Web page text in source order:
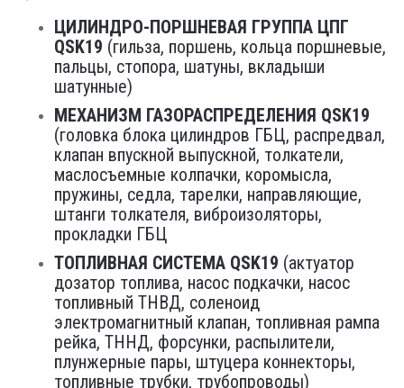
ЦИЛИНДРО-ПОРШНЕВАЯ ГРУППА ЦПГ
QSK19 (гильза, поршень, кольца поршневые,
пальцы, стопора, шатуны, вкладыши
шатунные)
МЕХАНИЗМ ГАЗОРАСПРЕДЕЛЕНИЯ QSK19
(головка блока цилиндров ГБЦ, распредвал,
клапан впускной выпускной, толкатели,
маслосъемные колпачки, коромысла,
пружины, седла, тарелки, направляющие,
штанги толкателя, виброизоляторы,
прокладки ГБЦ
ТОПЛИВНАЯ СИСТЕМА QSK19 (актуатор
дозатор топлива, насос подкачки, насос
топливный ТНВД, соленоид
электромагнитный клапан, топливная рампа
рейка, ТННД, форсунки, распылители,
плунжерные пары, штуцера коннекторы,
топливные трубки, трубопроводы)